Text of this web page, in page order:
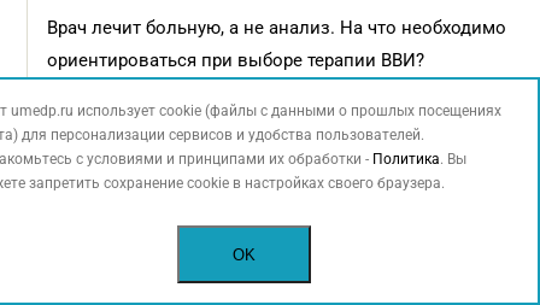
Врач лечит больную, а не анализ. На что необходимо
ориентироваться при выборе терапии ВВИ?
диагноз, анамнез (острый процесс или рецидив),
лечение в прошлом, планирование беременности
или наличие беременности в настоящее время,
сопутствующие заболевания и терапию, предстоящие
обследования/манипуляции/операции, наличие
факторов риска рецидивирования.
umedp.ru использует cookie (файлы с данными о прошлых посещениях
для персонализации сервисов и удобства пользователей.
с условиями и принципами их обработки - Политика. Вы
запретить сохранение cookie в настройках своего браузера.
OK